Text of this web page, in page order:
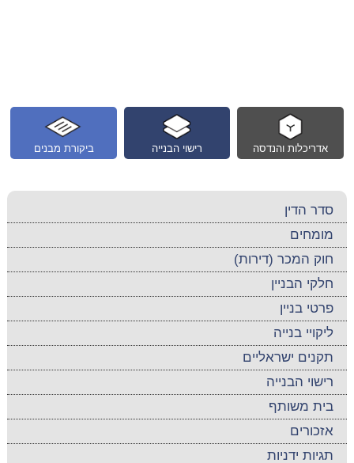
ביקורת מבנים רישוי הבנייה אדריכלות והנדסה
סדר הדין
מומחים
חוק המכר (דירות)
חלקי הבניין
פרטי בניין
ליקויי בנייה
תקנים ישראליים
רישוי הבנייה
בית משותף
אזכורים
תגיות ידניות